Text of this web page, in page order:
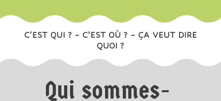
C’EST QUI ?– C’EST OÙ ?– ÇA VEUT DIRE
QUOI ?
Qui sommes-